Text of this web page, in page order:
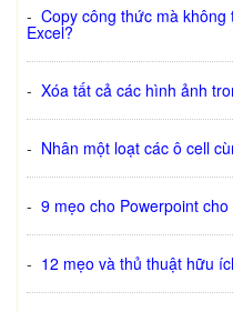
- Copy công thức mà
Excel?
- Xóa tất cả các hình ảnh
- Nhân một loạt các ô cell
- 9 mẹo cho Powerpoint cho
- 12 mẹo và thủ thuật hữu